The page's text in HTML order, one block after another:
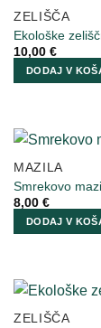
ZELIŠČA
Ekološke
10,00 €
DODAJ V
MAZILA
Smrekovo
8,00 €
DODAJ V
ZELIŠČA